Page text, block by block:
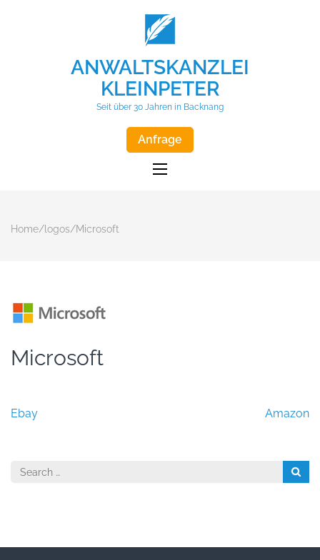
ANWALTSKANZLEI
KLEINPETER
Seit über 30 Jahren in Backnang
Anfrage
Home/ logos/Microsoft
Microsoft
Beitragsnavigation
Ebay Amazon
Search